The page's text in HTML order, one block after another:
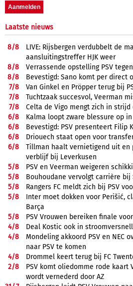
Laatste nieuws
8/8
LIVE: Rijsbergen verdubbelt de
aansluitingstreffer HJK weer
8/8
Verrassende opstelling PSV
8/8
Bevestigd: Sano komt per direct
7/8
Van Ginkel en Pröpper terug bij
7/8
Tuchtzaak succesvol, Veerman
7/8
Celta de Vigo mengt zich in strijd
6/8
Kalma loopt zware blessure op
6/8
Bevestigd: PSV presenteert Filip
6/8
Driouech staat open voor
6/8
Tillman haalt vernietigend uit en
verblijf bij Leverkusen
5/8
PSV en Veerman weigeren
5/8
Bouhoudane vervolgt carrière bij
5/8
Rangers FC meldt zich bij PSV
5/8
Inter moet dokken voor Perišić,
Barça
5/8
PSV Vrouwen bereiken finale
4/8
Deal Kostic ook in
4/8
Mondeling akkoord PSV en NEC
naar PSV te komen
4/8
Drommel keert terug bij FC
2/8
PSV komt oliedomme rode kaart
wordt vernederd door AZ